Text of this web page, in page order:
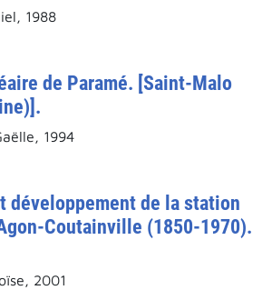
1988
de Paramé. [Saint-Malo
1994
développement de la station
Coutainville (1850-1970).
2001